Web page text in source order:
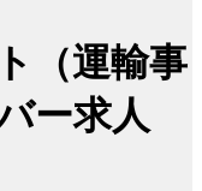
（運輸事
ー求人